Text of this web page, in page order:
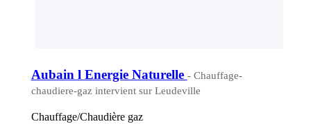
Aubain l Energie Naturelle - Chauffage-
chaudiere-gaz intervient sur Leudeville
Chauffage/Chaudière gaz